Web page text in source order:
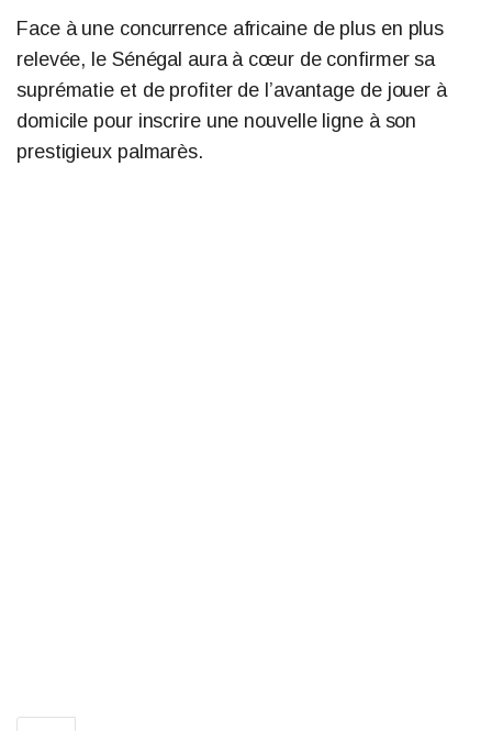
Face à une concurrence africaine de plus en plus
relevée, le Sénégal aura à cœur de confirmer sa
suprématie et de profiter de l’avantage de jouer à
domicile pour inscrire une nouvelle ligne à son
prestigieux palmarès.